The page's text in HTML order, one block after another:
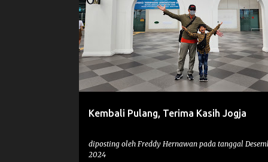
o
s
t
i
n
Kembali Pulang, Terima Kasih Jogja
diposting oleh Freddy Hernawan pada tanggal
2024
FAMILY WISATAJOGJA2024